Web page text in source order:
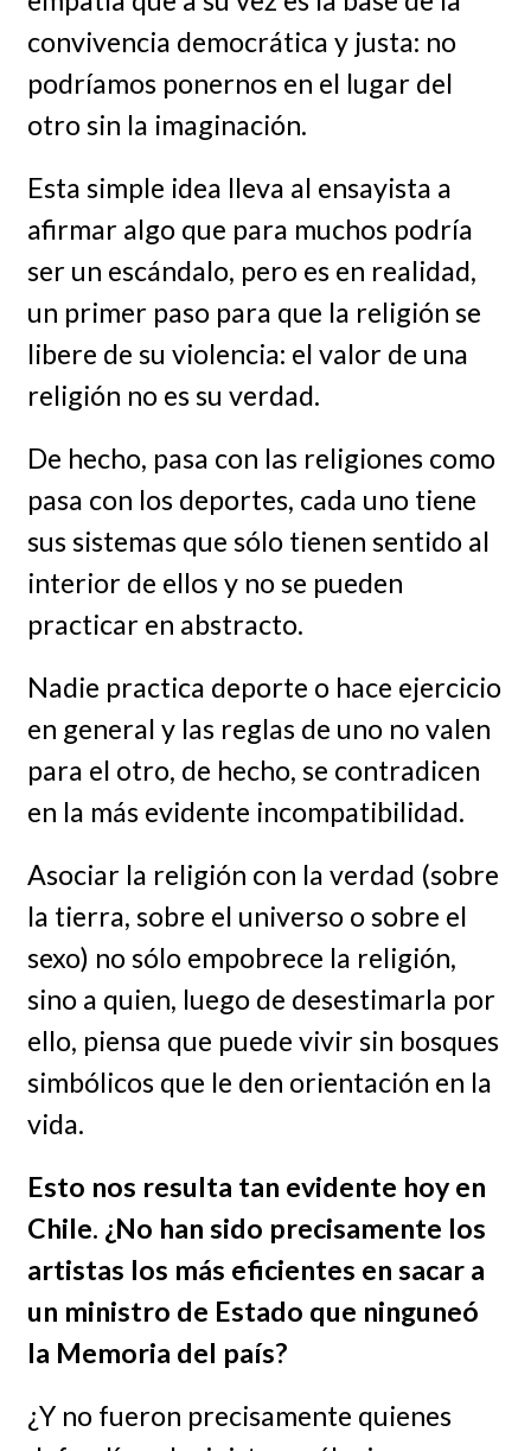
convivencia democrática y justa: no
podríamos ponernos en el lugar del
otro sin la imaginación.
Esta simple idea lleva al ensayista a
afirmar algo que para muchos podría
ser un escándalo, pero es en realidad,
un primer paso para que la religión se
libere de su violencia: el valor de una
religión no es su verdad.
De hecho, pasa con las religiones como
pasa con los deportes, cada uno tiene
sus sistemas que sólo tienen sentido al
interior de ellos y no se pueden
practicar en abstracto.
Nadie practica deporte o hace ejercicio
en general y las reglas de uno no valen
para el otro, de hecho, se contradicen
en la más evidente incompatibilidad.
Asociar la religión con la verdad (sobre
la tierra, sobre el universo o sobre el
sexo) no sólo empobrece la religión,
sino a quien, luego de desestimarla por
ello, piensa que puede vivir sin bosques
simbólicos que le den orientación en la
vida.
Esto nos resulta tan evidente hoy en
Chile. ¿No han sido precisamente los
artistas los más eficientes en sacar a
un ministro de Estado que ninguneó
la Memoria del país?
¿Y no fueron precisamente quienes